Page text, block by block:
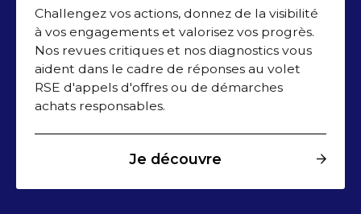
Challengez vos actions, donnez de la visibilité
à vos engagements et valorisez vos progrès.
Nos revues critiques et nos diagnostics vous
aident dans le cadre de réponses au volet
RSE d'appels d'offres ou de démarches
achats responsables.
Je découvre